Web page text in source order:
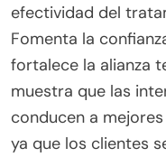
efectividad del
Fomenta la
fortalece la alianza
muestra que las
conducen a
ya que los clientes